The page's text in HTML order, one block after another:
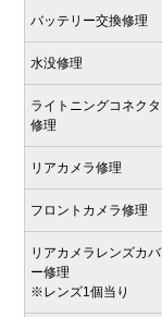
バッテリー交換修理
水没修理
ライトニングコネクタ
修理
リアカメラ修理
フロントカメラ修理
リアカメラレンズカバ
ー修理
※レンズ1個当り